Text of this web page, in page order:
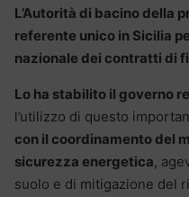
L’Autorità di bacino della
referente unico in Sicilia
nazionale dei contratti di
Lo ha stabilito il governo
l’utilizzo di questo
con il coordinamento del
sicurezza energetica,
suolo e di mitigazione del